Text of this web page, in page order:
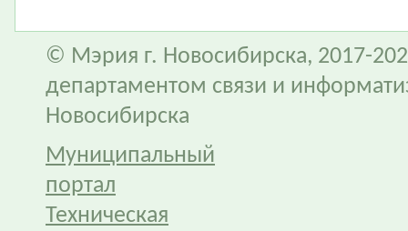
© Мэрия г. Новосибирска, 2017-
департаментом связи и
Новосибирска
Муниципальный
портал
Техническая